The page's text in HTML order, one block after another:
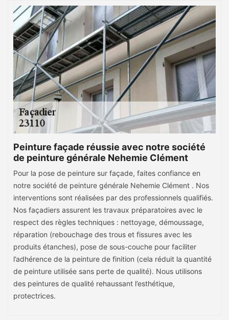
Peinture façade réussie avec notre société
de peinture générale Nehemie Clément
Pour la pose de peinture sur façade, faites confiance en
notre société de peinture générale Nehemie Clément . Nos
interventions sont réalisées par des professionnels qualifiés.
Nos façadiers assurent les travaux préparatoires avec le
respect des règles techniques : nettoyage, démoussage,
réparation (rebouchage des trous et fissures avec les
produits étanches), pose de sous-couche pour faciliter
l’adhérence de la peinture de finition (cela réduit la quantité
de peinture utilisée sans perte de qualité). Nous utilisons
des peintures de qualité rehaussant l’esthétique,
protectrices.